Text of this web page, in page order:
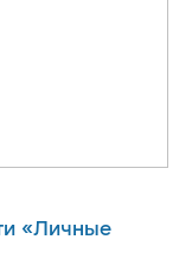
«Личные